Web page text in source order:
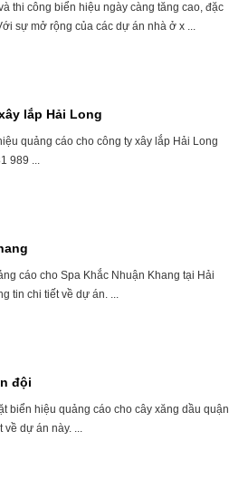
thi công biển hiệu ngày càng tăng cao, đặc
sự mở rộng của các dự án nhà ở x ...
lắp Hải Long
quảng cáo cho công ty xây lắp Hải Long
989 ...
cáo cho Spa Khắc Nhuận Khang tại Hải
tin chi tiết về dự án. ...
đội
biển hiệu quảng cáo cho cây xăng dầu quận
về dự án này. ...